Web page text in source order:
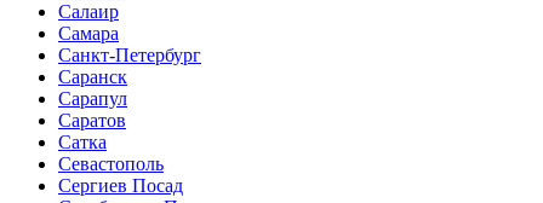
Салаир
Самара
Санкт-Петербург
Саранск
Сарапул
Саратов
Сатка
Севастополь
Сергиев Посад